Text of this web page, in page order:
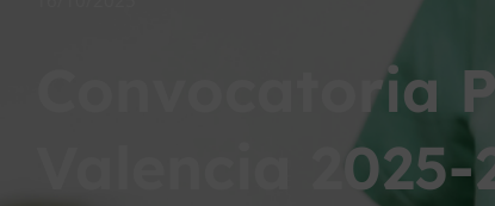
Convocatoria
Valencia